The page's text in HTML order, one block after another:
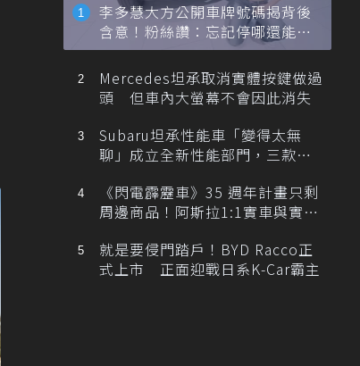
李多慧大方公開車牌號碼揭背後
含意！粉絲讚：忘記停哪還能幫
忙找車
Mercedes坦承取消實體按鍵做過
頭 但車內大螢幕不會因此消失
Subaru坦承性能車「變得太無
聊」成立全新性能部門，三款手
《閃電霹靂車》35 週年計畫只剩
周邊商品！阿斯拉1:1實車與實體
就是要侵門踏戶！BYD Racco正
式上市 正面迎戰日系K-Car霸主